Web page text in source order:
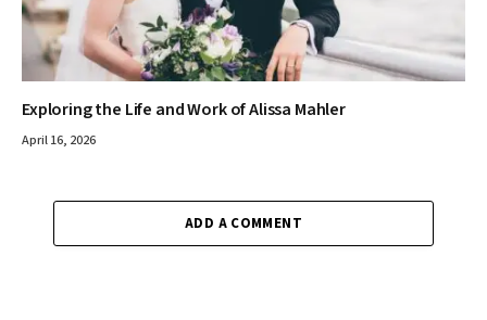
Exploring the Life and Work of Alissa Mahler
April 16, 2026
ADD A COMMENT